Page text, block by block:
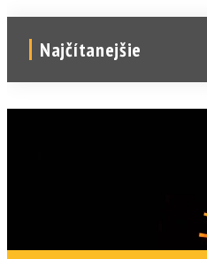
Najčítanejšie